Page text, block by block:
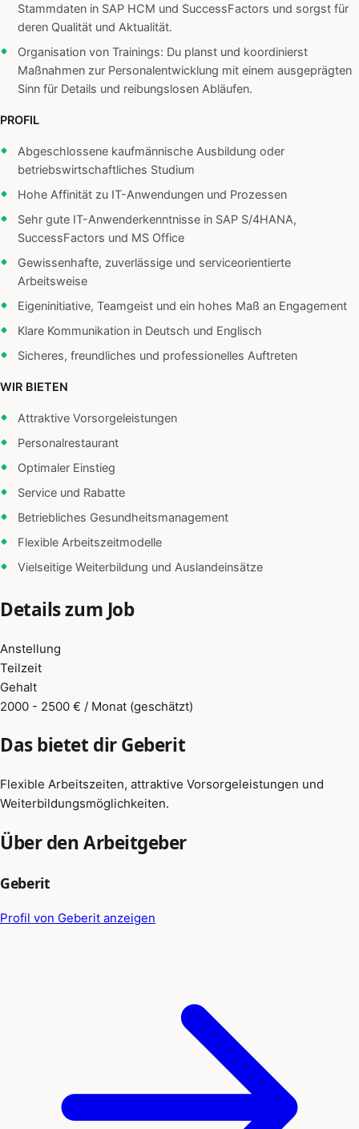
Stammdaten in SAP HCM und SuccessFactors und sorgst für
deren Qualität und Aktualität.
Organisation von Trainings: Du planst und koordinierst
Maßnahmen zur Personalentwicklung mit einem ausgeprägten
Sinn für Details und reibungslosen Abläufen.
PROFIL
Abgeschlossene kaufmännische Ausbildung oder
betriebswirtschaftliches Studium
Hohe Affinität zu IT-Anwendungen und Prozessen
Sehr gute IT-Anwenderkenntnisse in SAP S/4HANA,
SuccessFactors und MS Office
Gewissenhafte, zuverlässige und serviceorientierte
Arbeitsweise
Eigeninitiative, Teamgeist und ein hohes Maß an Engagement
Klare Kommunikation in Deutsch und Englisch
Sicheres, freundliches und professionelles Auftreten
WIR BIETEN
Attraktive Vorsorgeleistungen
Personalrestaurant
Optimaler Einstieg
Service und Rabatte
Betriebliches Gesundheitsmanagement
Flexible Arbeitszeitmodelle
Vielseitige Weiterbildung und Auslandeinsätze
Details zum Job
Anstellung
Teilzeit
Gehalt
2000 - 2500 € / Monat (geschätzt)
Das bietet dir Geberit
Flexible Arbeitszeiten, attraktive Vorsorgeleistungen und
Weiterbildungsmöglichkeiten.
Über den Arbeitgeber
Geberit
Profil von Geberit anzeigen